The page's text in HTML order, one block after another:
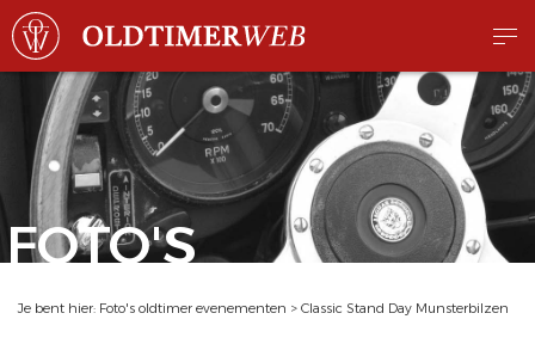
FOTO'S
Je bent hier: Foto's oldtimer evenementen > Classic Stand Day Munsterbilzen